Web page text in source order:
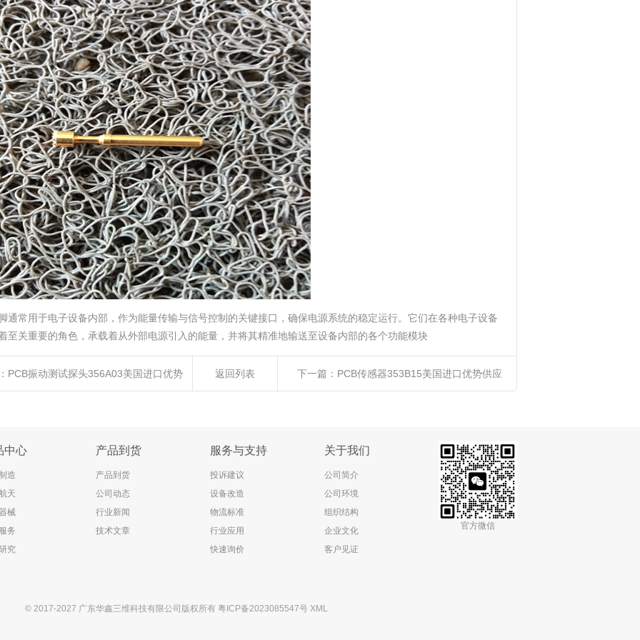
通常用于电子设备内部，作为能量传输与信号控制的关键接口，确保电源系统的稳定运行。它们在各种电子设备
至关重要的角色，承载着从外部电源引入的能量，并将其精准地输送至设备内部的各个功能模块‌
PCB振动测试探头356A03美国进口优势 返回列表 下一篇： PCB传感器353B15美国进口优势供应
中心
造
天
械
务
究
产品到货
产品到货
公司动态
行业新闻
技术文章
服务与支持
投诉建议
设备改造
物流标准
行业应用
快速询价
关于我们
公司简介
公司环境
组织结构
企业文化
客户见证
官方微信
2027 广东华鑫三维科技有限公司版权所有 粤ICP备2023085547号 XML